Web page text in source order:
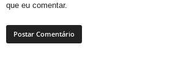
que eu comentar.